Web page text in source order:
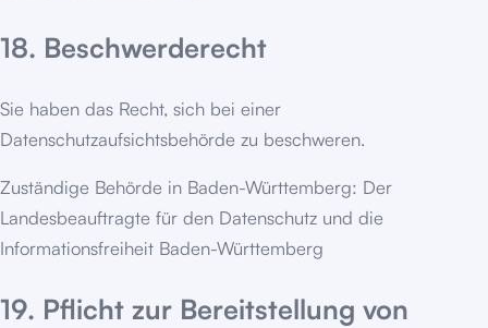
18. Beschwerderecht
Sie haben das Recht, sich bei einer
Datenschutzaufsichtsbehörde zu beschweren.
Zuständige Behörde in Baden-Württemberg: Der
Landesbeauftragte für den Datenschutz und die
Informationsfreiheit Baden-Württemberg
19. Pflicht zur Bereitstellung von